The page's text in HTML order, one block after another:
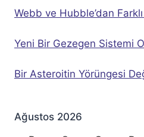
Webb ve Hubble’dan
Yeni Bir Gezegen Sistemi
Bir Asteroitin Yörüngesi
Ağustos 2026